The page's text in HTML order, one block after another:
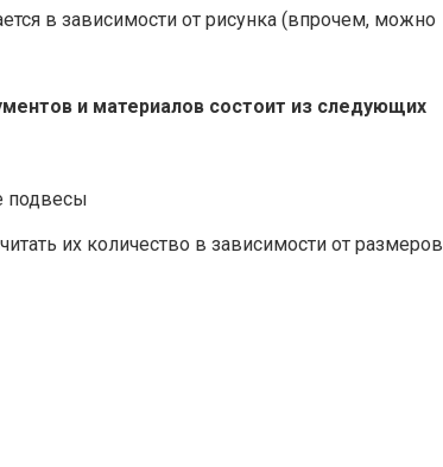
в зависимости от рисунка (впрочем, можно
и материалов состоит из следующих
подвесы
их количество в зависимости от размеров